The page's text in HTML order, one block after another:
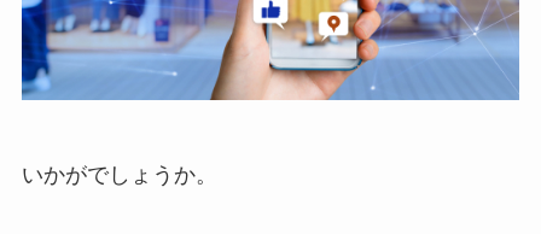
いかがでしょうか。